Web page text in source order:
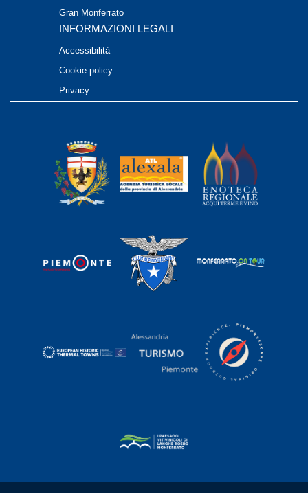
Gran Monferrato
INFORMAZIONI LEGALI
Accessibilità
Cookie policy
Privacy